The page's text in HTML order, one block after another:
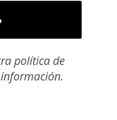
política de